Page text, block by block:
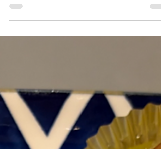
本日は、ハガネの肉体を持つ職員が向かっ
先は……**岩瀬道！**🚛💨 長崎港を見渡せる
「暑いからこそ、筋肉に磨きがかかる！」
……たぶん本人はそう思っているはずです
（笑）🤣 長崎の絶景をパワーに変えて、今
日も元気に頑張ります！ ハガネの肉体、ま
だまだ進化中！！💪✨